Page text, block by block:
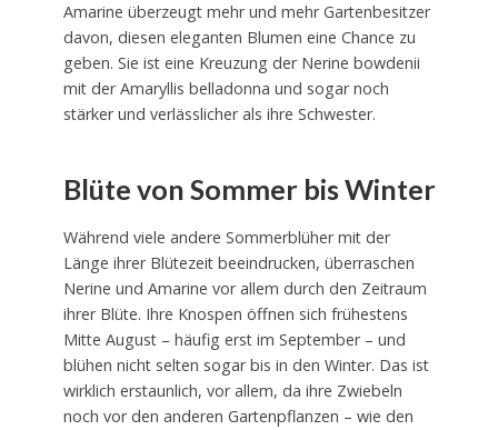
Amarine überzeugt mehr und mehr Gartenbesitzer
davon, diesen eleganten Blumen eine Chance zu
geben. Sie ist eine Kreuzung der Nerine bowdenii
mit der Amaryllis belladonna und sogar noch
stärker und verlässlicher als ihre Schwester.
Blüte von Sommer bis Winter
Während viele andere Sommerblüher mit der
Länge ihrer Blütezeit beeindrucken, überraschen
Nerine und Amarine vor allem durch den Zeitraum
ihrer Blüte. Ihre Knospen öffnen sich frühestens
Mitte August – häufig erst im September – und
blühen nicht selten sogar bis in den Winter. Das ist
wirklich erstaunlich, vor allem, da ihre Zwiebeln
noch vor den anderen Gartenpflanzen – wie den